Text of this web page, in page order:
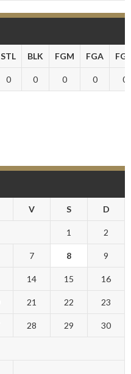
STL BLK FGM FGA
0 0 0 0 0
V S D
1 2
7 8 9
14 15 16
21 22 23
28 29 30